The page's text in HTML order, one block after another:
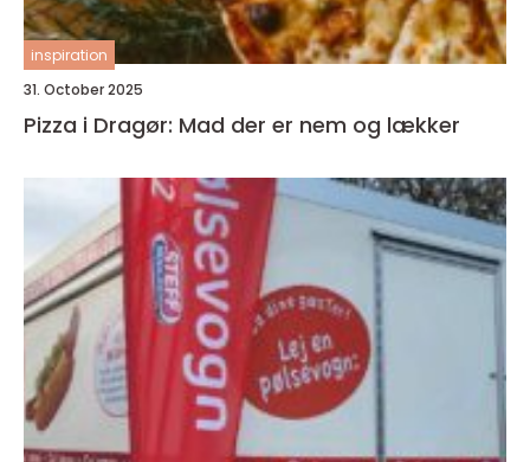
inspiration
31. October 2025
Pizza i Dragør: Mad der er nem og lækker